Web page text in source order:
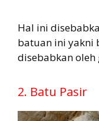
Hal ini
batuan ini yakni
disebabkan
2. Batu Pasir